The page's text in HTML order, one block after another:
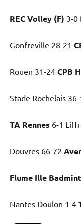
REC Volley (F) 3-0
Gonfreville 28-21
Rouen 31-24 CPB
Stade Rochelais 36-
TA Rennes 6-1
Douvres 66-72
Flume Ille
Nantes Doulon 1-4